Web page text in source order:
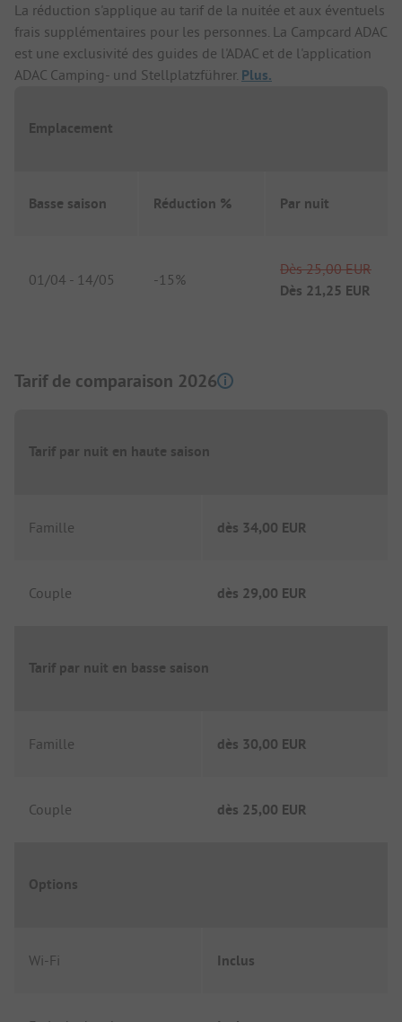
La réduction s'applique au tarif de la nuitée et aux éventuels
frais supplémentaires pour les personnes. La Campcard ADAC
est une exclusivité des guides de l'ADAC et de l'application
ADAC Camping- und Stellplatzführer. Plus.
Emplacement
Basse saison Réduction % Par nuit
01/04 - 14/05 -15%
Dès 25,00 EUR
Dès 21,25 EUR
Tarif de comparaison 2026
Tarif par nuit en haute saison
Famille dès 34,00 EUR
Couple dès 29,00 EUR
Tarif par nuit en basse saison
Famille dès 30,00 EUR
Couple dès 25,00 EUR
Options
Wi-Fi Inclus